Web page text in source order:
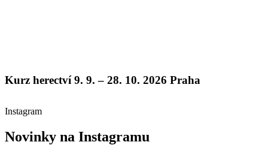
Kurz herectví 9. 9. – 28. 10. 2026 Praha
Instagram
Novinky na Instagramu